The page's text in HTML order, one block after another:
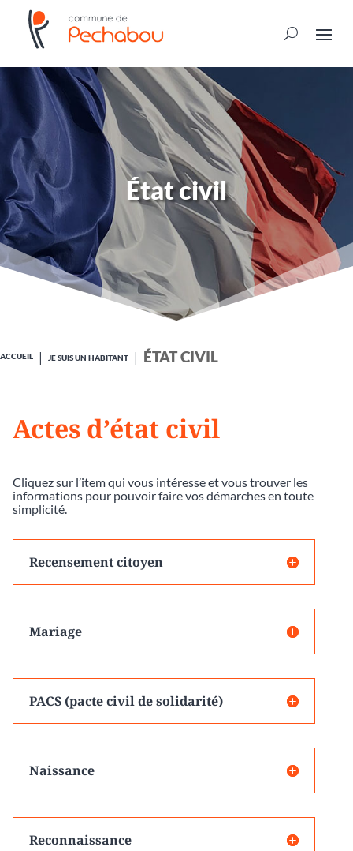
État civil
ACCUEIL JE SUIS UN HABITANT ÉTAT CIVIL
Actes d’état civil
Cliquez sur l’item qui vous intéresse et vous trouver les
informations pour pouvoir faire vos démarches en toute
simplicité.
Recensement citoyen
Mariage
PACS (pacte civil de solidarité)
Naissance
Reconnaissance